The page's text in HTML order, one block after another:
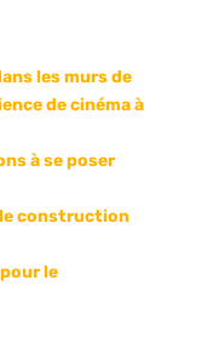
les murs de
de cinéma à
à se poser
construction
le